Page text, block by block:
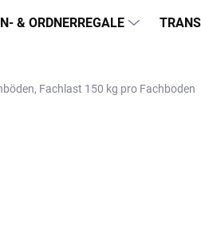
& ORDNERREGALE
Fachlast 150 kg pro Fachboden